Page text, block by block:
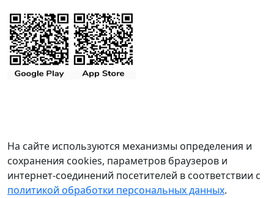
На сайте используются механизмы определения и
сохранения cookies, параметров браузеров и
интернет-соединений посетителей в соответствии с
политикой обработки персональных данных.